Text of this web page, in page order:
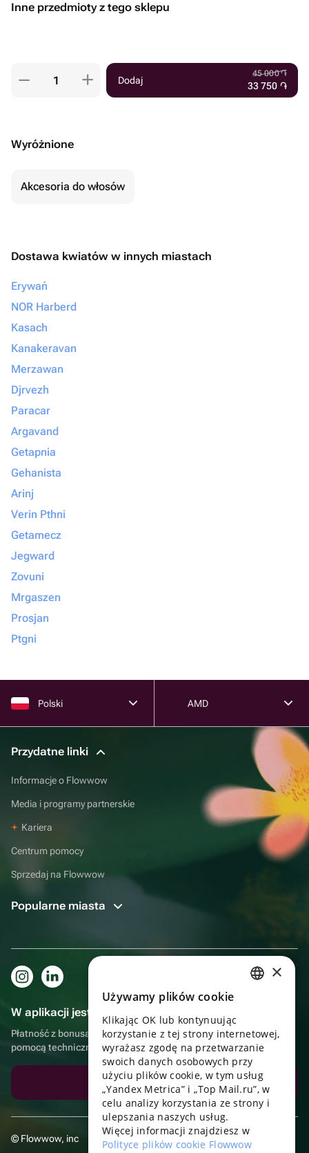
Inne przedmioty z tego sklepu
Dodaj
45 000֏
33 750 ֏
Wyróżnione
Akcesoria do włosów
Dostawa kwiatów w innych miastach
Erywań
NOR Harberd
Kasach
Kanakeravan
Merzawan
Djrvezh
Paracar
Argavand
Getapnia
Gehanista
Arinj
Verin Pthni
Getamecz
Jegward
Zovuni
Mrgaszen
Prosjan
Ptgni
Polski AMD
Przydatne linki
Informacje o Flowwow
Media i programy partnerskie
Kariera
Centrum pomocy
Sprzedaj na Flowwow
Popularne miasta
W aplikacji jest to jeszcze wygodniejsze!
Płatność z bonusami, samodzielna dostawa, wygodny czat z
pomocą techniczną
Pobierz aplikację
© Flowwow, inc
UKRAINIAN
PORTUGUESE
SPANISH
×
Używamy plików cookie
Klikając OK lub kontynuując
korzystanie z tej strony internetowej,
wyrażasz zgodę na przetwarzanie
swoich danych osobowych przy
użyciu plików cookie, w tym usług
„Yandex Metrica” i „Top Mail.ru”, w
celu analizy korzystania ze strony i
ulepszania naszych usług.
Więcej informacji znajdziesz w
Polityce plików cookie Flowwow